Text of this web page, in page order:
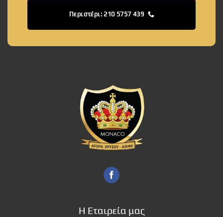
Περιστέρι: 210 5757 439
Η Εταιρεία μας